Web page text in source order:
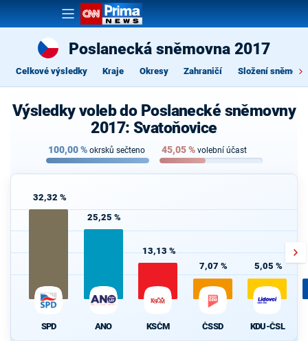
Poslanecká sněmovna 2017
Celkové výsledky Kraje Okresy Zahraničí Složení
Výsledky voleb do Poslanecké sněmovny
2017: Svatoňovice
100,00% okrsků sečteno 45,05% volební účast
32,32 %
SPD
25,25 %
ANO
13,13 %
KSČM
7,07 %
ČSSD
5,05 %
KDU-ČSL